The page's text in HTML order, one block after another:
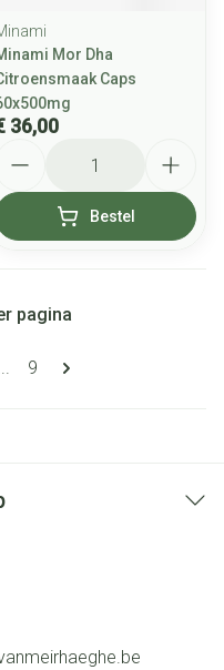
Mor Dha
Caps
36,00
Bestel
pagina
Pagina
9
pagina